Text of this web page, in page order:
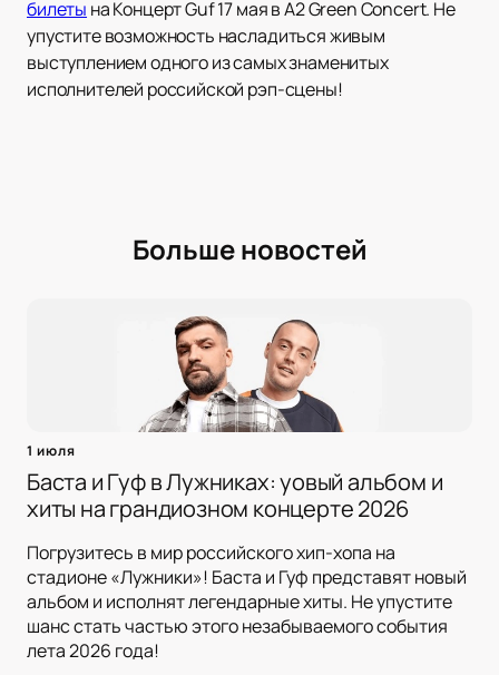
билеты на Концерт Guf 17 мая в А2 Green Concert. Не
упустите возможность насладиться живым
выступлением одного из самых знаменитых
исполнителей российской рэп-сцены!
Больше новостей
1 июля
Баста и Гуф в Лужниках: yовый альбом и
хиты на грандиозном концерте 2026
Погрузитесь в мир российского хип-хопа на
стадионе «Лужники»! Баста и Гуф представят новый
альбом и исполнят легендарные хиты. Не упустите
шанс стать частью этого незабываемого события
лета 2026 года!